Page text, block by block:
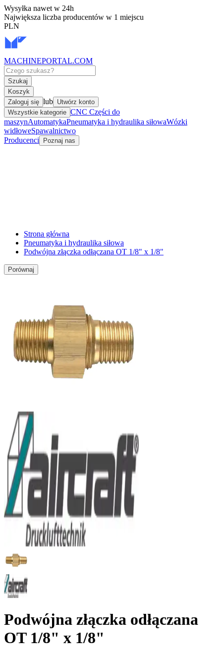
Wysyłka nawet w 24h
Największa liczba producentów w 1 miejscu
PLN
MACHINEPORTAL.COM
Szukaj
Koszyk
Zaloguj się lub Utwórz konto
Wszystkie kategorie CNC Części do
maszynAutomatykaPneumatyka i hydraulika siłowaWózki
widłoweSpawalnictwo
Producenci
Poznaj nas
Strona główna
Pneumatyka i hydraulika siłowa
Podwójna złączka odłączana OT 1/8" x 1/8"
Porównaj
Podwójna złączka odłączana
OT 1/8" x 1/8"